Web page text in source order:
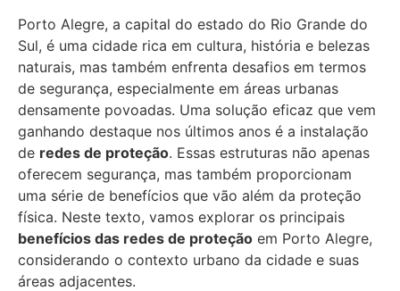
Porto Alegre, a capital do estado do Rio Grande do
Sul, é uma cidade rica em cultura, história e belezas
naturais, mas também enfrenta desafios em termos
de segurança, especialmente em áreas urbanas
densamente povoadas. Uma solução eficaz que vem
ganhando destaque nos últimos anos é a instalação
de redes de proteção. Essas estruturas não apenas
oferecem segurança, mas também proporcionam
uma série de benefícios que vão além da proteção
física. Neste texto, vamos explorar os principais
benefícios das redes de proteção em Porto Alegre,
considerando o contexto urbano da cidade e suas
áreas adjacentes.